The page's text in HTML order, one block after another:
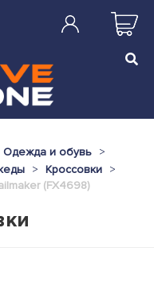
Одежда и обувь
Кроссовки
(FX4698)